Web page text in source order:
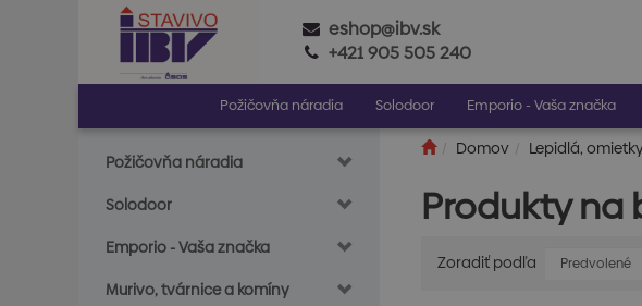
eshop@ibv.sk
+421 905 505 240
Požičovňa náradia Solodoor Emporio - Vaša značka
Požičovňa náradia
Solodoor
Emporio - Vaša značka
Murivo, tvárnice a komíny
Domov Lepidlá,
Produkty na
Zoradiť podľa